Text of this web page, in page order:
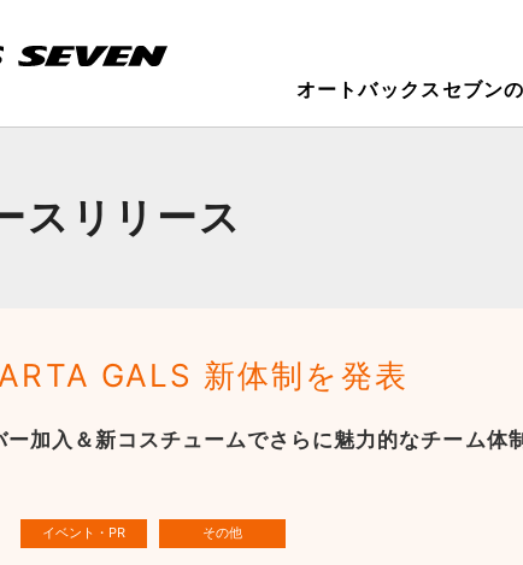
スリリース
GALS 新体制を発表
ー加入＆新コスチュームでさらに魅力的なチーム体
オートバックスセブン